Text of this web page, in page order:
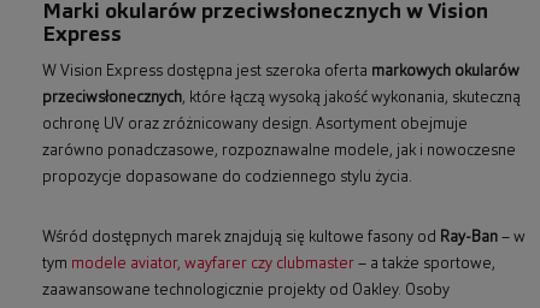
Marki okularów przeciwsłonecznych w Vision
Express
W Vision Express dostępna jest szeroka oferta markowych okularów
przeciwsłonecznych, które łączą wysoką jakość wykonania, skuteczną
ochronę UV oraz zróżnicowany design. Asortyment obejmuje
zarówno ponadczasowe, rozpoznawalne modele, jak i nowoczesne
propozycje dopasowane do codziennego stylu życia.
Wśród dostępnych marek znajdują się kultowe fasony od Ray-Ban – w
tym modele aviator, wayfarer czy clubmaster – a także sportowe,
zaawansowane technologicznie projekty od Oakley. Osoby